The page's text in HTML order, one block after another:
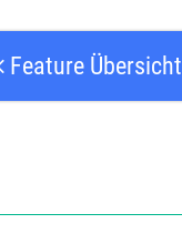
Feature Übersicht